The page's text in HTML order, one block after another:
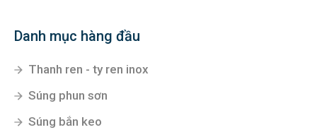
Danh mục hàng đầu
Thanh ren - ty ren inox
Súng phun sơn
Súng bắn keo